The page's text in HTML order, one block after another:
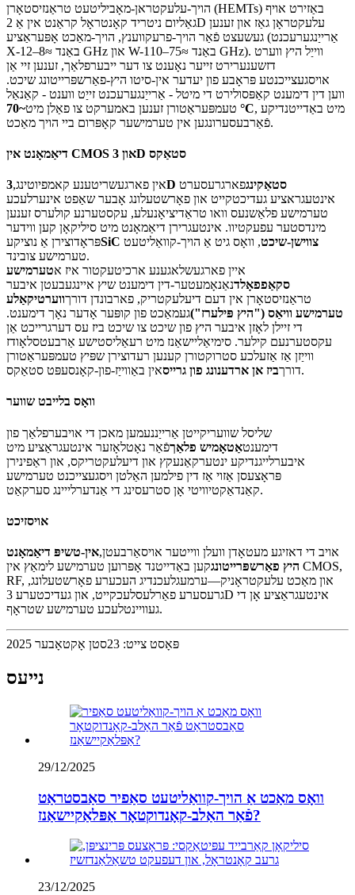
הויך-עלעקטראן-מאָביליטעט טראַנזיסטאָרן (HEMTs) באַזירט אויף
גאַליום ניטריד קאָנטראָל קראַנט אין אַ 2D עלעקטראָן גאַז און זענען
געשעצט פֿאַר הויך-פרעקווענץ, הויך-מאַכט אָפּעראַציע (אַרייַנגערעכנט
X-באַנד ≈8–12 GHz און W-באַנד ≈75–110 GHz). ווייַל היץ ווערט
דזשענערירט זייער נאָענט צו דער ייבערפלאַך, זענען זיי אַן
אויסגעצייכנטע פּראָבע פון ​​​​יעדער אין-סיטו היץ-פאַרשפּרייטונג שיכט.
ווען דין דימענט קאַפּסולירט די מיטל - אַרייַנגערעכנט זייַט ווענט - קאַנאַל
טעמפּעראַטורן זענען באמערקט צו פאַלן מיט ~70 °C, מיט באַדייטנדיקע
פֿאַרבעסערונגען אין טערמישער קאָפּרום ביי הויך מאַכט.
דיאַמאָנט אין CMOS און 3D סטאַקס
אין פארגעשריטענע קאמפיוטינג, 3D סטאַקינגפארגרעסערט
אינטעגראציע געדיכטקייט און פאָרשטעלונג אָבער שאַפט אינערלעכע
טערמישע פלאַשנעס וואו טראַדיציאָנעלע, עקסטערנע קולערס זענען
מינדסטער עפעקטיוו. אינטעגרירן דיאַמאָנט מיט סיליקאָן קען ווידער
פּראָדוצירן אַ נוציקע
SiC צווישן-שיכט, וואָס גיט אַ הויך-קוואַליטעט
טערמישע צובינד.
איין פארגעשלאגענע ארכיטעקטור איז אטערמישע
סקאַפפאָלדנאַנאָמעטער-דין דימענט שיץ איינגעבעטן איבער
טראַנזיסטאָרן אין דעם דיעלעקטריק, פארבונדן דורךווערטיקאַלע
טערמישע וויאַס ("היץ פּילערז")געמאַכט פון קופּער אָדער נאָך דימענט.
די זיילן לאָזן איבער היץ פון שיכט צו שיכט ביז עס דערגרייכט אַן
עקסטערנעם קילער. סימיאַליישאַנז מיט רעאַליסטישע אַרבעטסלאָודז
ווייַזן אַז אַזעלכע סטרוקטורן קענען רעדוצירן שפּיץ טעמפּעראַטורן
דורךביז אן ארדענונג פון גרייס אין באַווייַז-פון-קאָנסעפּט סטאַקס.
וואָס בלייבט שווער
שליסל שוועריקייטן אַרייַננעמען מאכן די אויבערפלאַך פון
דימענטאַטאָמיש פלאַךפֿאַר נאָטלאָזער אינטעגראַציע מיט
איבערלייגנדיקע ינטערקאַנעקץ און דיעלעקטריקס, און ראַפינירן
פּראָצעסן אַזוי אַז דין פילמען האַלטן ויסגעצייכנט טערמישע
קאַנדאַקטיוויטי אָן סטרעסינג די אַנדערלייינג סערקאַט.
אויסזיכט
אויב די דאזיגע מעטאָדן וועלן ווייטער אויסאַרבעטן,אין-טשיפּ דיאַמאָנט
היץ פאַרשפּרייטונגקען באַדייטנד אָפּרוען טערמישע לימאַץ אין CMOS,
RF, און מאַכט עלעקטראָניק—ערמעגלעכנדיג העכערע פאָרשטעלונג,
גרעסערע פאַרלעסלעכקייט, און געדיכטערע 3D אינטעגראַציע אָן די
געוויינטלעכע טערמישע שטראָף.
פּאָסט צייט: 23סטן אָקטאָבער 2025
נייעס
29/12/2025
וואָס מאַכט אַ הויך-קוואַליטעט סאַפיר סאַבסטראַט
פֿאַר האַלב-קאָנדוקטאָר אַפּלאַקיישאַנז?
23/12/2025